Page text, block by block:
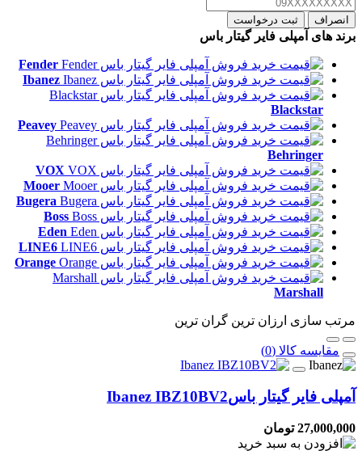
انصراف ثبت درخواست
برند های آمپلی فایر گیتار باس
Fender
Ibanez
Blackstar
Peavey
Behringer
VOX
Mooer
Bugera
Boss
Eden
LINE6
Orange
Marshall
مرتب سازی ارزان ترین گران ترین
مقایسه کالا (0)
آمپلی فایر گیتار باسIbanez IBZ10BV2
27,000,000 تومان